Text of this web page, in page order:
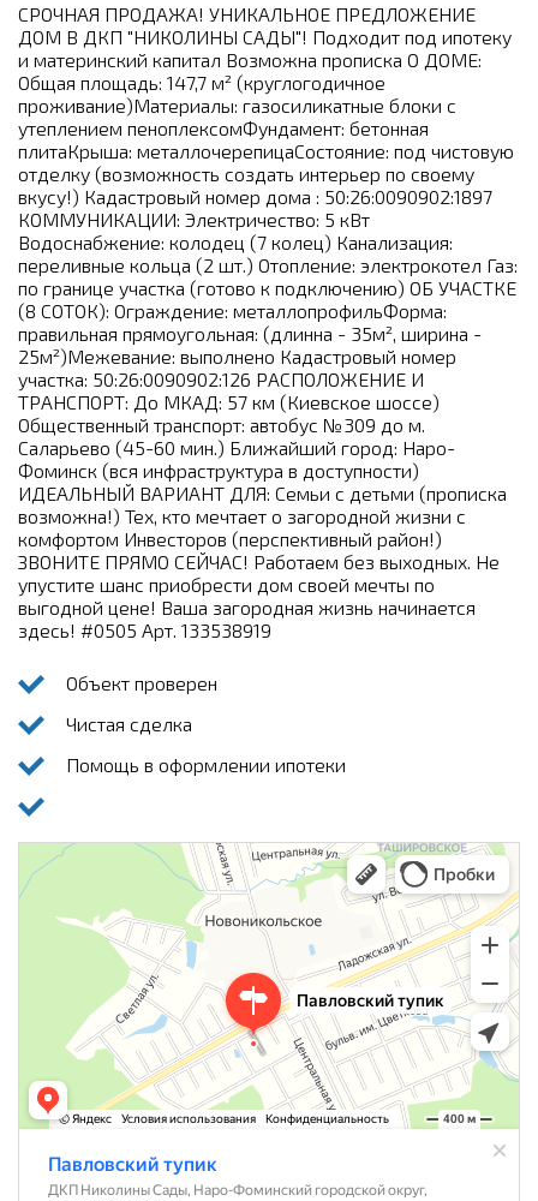
СРОЧНАЯ ПРОДАЖА! УНИКАЛЬНОЕ ПРЕДЛОЖЕНИЕ
ДОМ В ДКП "НИКОЛИНЫ САДЫ"! Подходит под ипотеку
и материнский капитал Возможна прописка О ДОМЕ:
Общая площадь: 147,7 м² (круглогодичное
проживание)Материалы: газосиликатные блоки с
утеплением пеноплексомФундамент: бетонная
плитаКрыша: металлочерепицаСостояние: под чистовую
отделку (возможность создать интерьер по своему
вкусу!) Кадастровый номер дома : 50:26:0090902:1897
КОММУНИКАЦИИ: Электричество: 5 кВт
Водоснабжение: колодец (7 колец) Канализация:
переливные кольца (2 шт.) Отопление: электрокотел Газ:
по границе участка (готово к подключению) ОБ УЧАСТКЕ
(8 СОТОК): Ограждение: металлопрофильФорма:
правильная прямоугольная: (длинна - 35м², ширина -
25м²)Межевание: выполнено Кадастровый номер
участка: 50:26:0090902:126 РАСПОЛОЖЕНИЕ И
ТРАНСПОРТ: До МКАД: 57 км (Киевское шоссе)
Общественный транспорт: автобус №309 до м.
Саларьево (45-60 мин.) Ближайший город: Наро-
Фоминск (вся инфраструктура в доступности)
ИДЕАЛЬНЫЙ ВАРИАНТ ДЛЯ: Семьи с детьми (прописка
возможна!) Тех, кто мечтает о загородной жизни с
комфортом Инвесторов (перспективный район!)
ЗВОНИТЕ ПРЯМО СЕЙЧАС! Работаем без выходных. Не
упустите шанс приобрести дом своей мечты по
выгодной цене! Ваша загородная жизнь начинается
здесь! #0505 Арт. 133538919
Объект проверен
Чистая сделка
Помощь в оформлении ипотеки